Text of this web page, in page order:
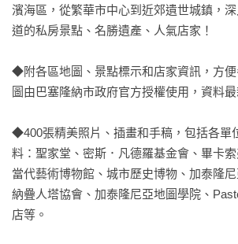
濱海區，從繁華市中心到近郊遺世城鎮，
道的私房景點、名勝遺產、人氣店家！
◆附各區地圖、景點標示和店家資訊，方
圖由巴塞隆納市政府官方授權使用，資料最
◆400張精美照片、插畫和手稿，包括各單
料：聖家堂、密斯．凡德羅基金會、畢卡
當代藝術博物館、城市歷史博物、加泰隆
納疊人塔協會、加泰隆尼亞地圖學院、
店等。